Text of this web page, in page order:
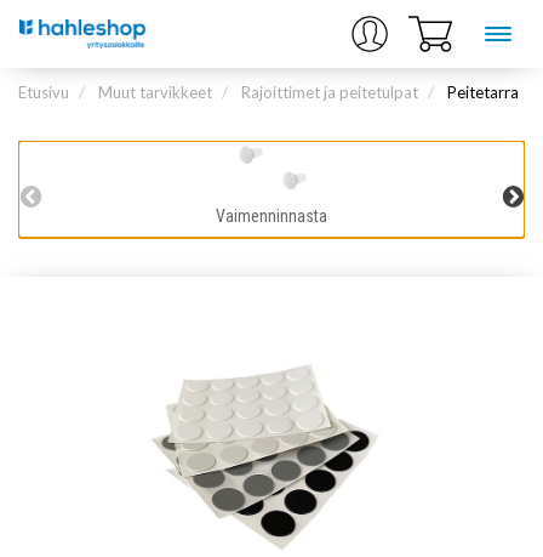
Etusivu Muut tarvikkeet Rajoittimet ja peitetulpat Peitetarra
Vaimenninnasta